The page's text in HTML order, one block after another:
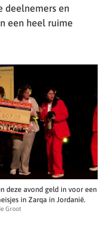
deelnemers en
een heel ruime
deze avond geld in voor een
in Zarqa in Jordanië.
Groot